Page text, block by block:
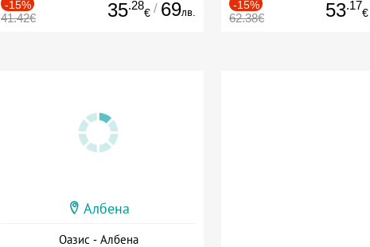
-15%
41.42€ 35.28
€ / 69лв.
-15%
62.38€ 53.17
€
Албена
Оазис - Албена